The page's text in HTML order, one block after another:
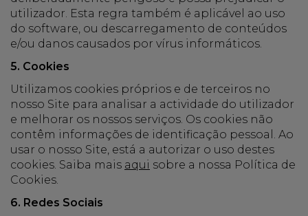
utilizador. Esta regra também é aplicável ao uso
do software, ou descarregamento de conteúdos
e/ou danos causados por vírus informáticos.
5. Cookies
Utilizamos cookies próprios e de terceiros no
nosso Site para analisar a actividade do utilizador
e melhorar os nossos serviços. Os cookies não
contêm informações de identificação pessoal. Ao
usar o nosso Site, está a autorizar o uso destes
cookies. Saiba mais aqui sobre a nossa Política de
Cookies.
6. Redes Sociais